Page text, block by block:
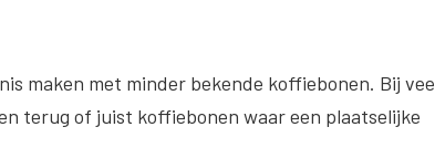
maken met minder bekende koffiebonen. Bij
terug of juist koffiebonen waar een plaatselijke